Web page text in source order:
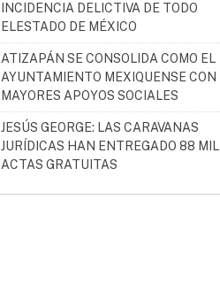
INCIDENCIA DELICTIVA DE TODO
ELESTADO DE MÉXICO
ATIZAPÁN SE CONSOLIDA COMO EL
AYUNTAMIENTO MEXIQUENSE CON
MAYORES APOYOS SOCIALES
JESÚS GEORGE: LAS CARAVANAS
JURÍDICAS HAN ENTREGADO 88 MIL
ACTAS GRATUITAS